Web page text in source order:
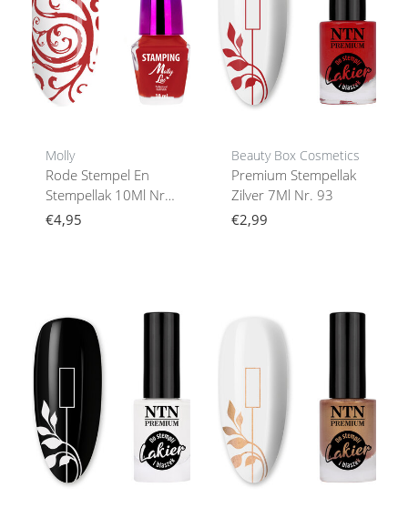
Molly
Rode Stempel En
Stempellak 10Ml Nr.
5
€4,95
Beauty Box Cosmetics
Premium Stempellak
Zilver 7Ml Nr. 93
€2,99